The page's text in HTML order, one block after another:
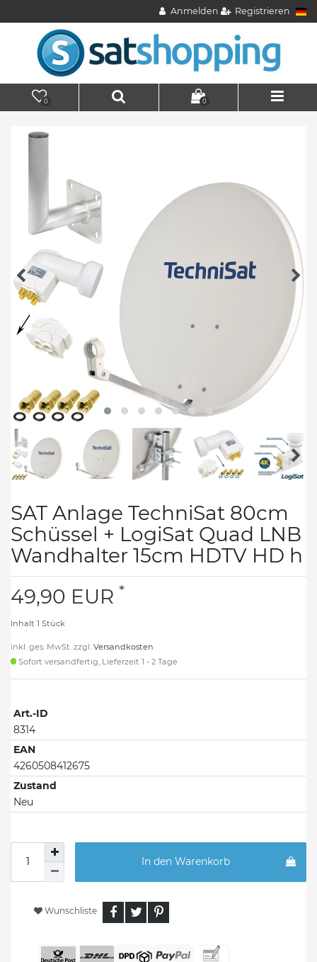
Anmelden Registrieren
0 0
SAT Anlage TechniSat 80cm
Schüssel + LogiSat Quad LNB
Wandhalter 15cm HDTV HD h
49,90 EUR *
Inhalt 1 Stück
inkl. ges. MwSt. zzgl. Versandkosten
Sofort versandfertig, Lieferzeit 1 - 2 Tage
Art.-ID
8314
EAN
4260508412675
Zustand
Neu
In den Warenkorb
Wunschliste